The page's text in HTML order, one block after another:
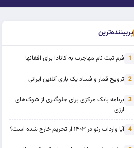
پربیننده‌ترین
1 فرم ثبت نام مهاجرت به کانادا برای افغانها
2 ترویج قمار و فساد یک بازی آنلاین ایرانی
3 برنامه بانک مرکزی برای جلوگیری از شوک‌های
ارزی
4 آیا واردات رنو در ۱۴۰۳ از تحریم خارج شده است؟